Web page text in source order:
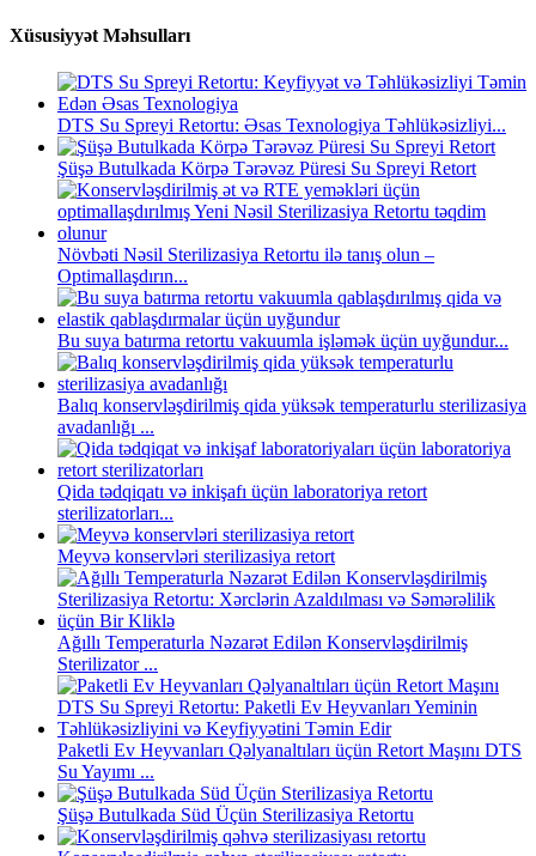
Xüsusiyyət Məhsulları
DTS Su Spreyi Retortu: Əsas Texnologiya Təhlükəsizliyi...
Şüşə Butulkada Körpə Tərəvəz Püresi Su Spreyi Retort
Növbəti Nəsil Sterilizasiya Retortu ilə tanış olun –
Optimallaşdırın...
Bu suya batırma retortu vakuumla işləmək üçün uyğundur...
Balıq konservləşdirilmiş qida yüksək temperaturlu sterilizasiya
avadanlığı ...
Qida tədqiqatı və inkişafı üçün laboratoriya retort
sterilizatorları...
Meyvə konservləri sterilizasiya retort
Ağıllı Temperaturla Nəzarət Edilən Konservləşdirilmiş
Sterilizator ...
Paketli Ev Heyvanları Qəlyanaltıları üçün Retort Maşını DTS
Su Yayımı ...
Şüşə Butulkada Süd Üçün Sterilizasiya Retortu